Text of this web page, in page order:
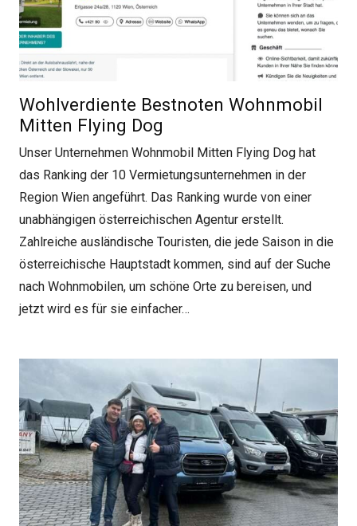
Wohlverdiente Bestnoten Wohnmobil
Mitten Flying Dog
Unser Unternehmen Wohnmobil Mitten Flying Dog hat
das Ranking der 10 Vermietungsunternehmen in der
Region Wien angeführt. Das Ranking wurde von einer
unabhängigen österreichischen Agentur erstellt.
Zahlreiche ausländische Touristen, die jede Saison in die
österreichische Hauptstadt kommen, sind auf der Suche
nach Wohnmobilen, um schöne Orte zu bereisen, und
jetzt wird es für sie einfacher…